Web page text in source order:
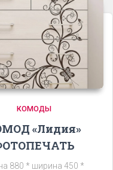
КОМОДЫ
«Лидия»
880 * ширина 450 *